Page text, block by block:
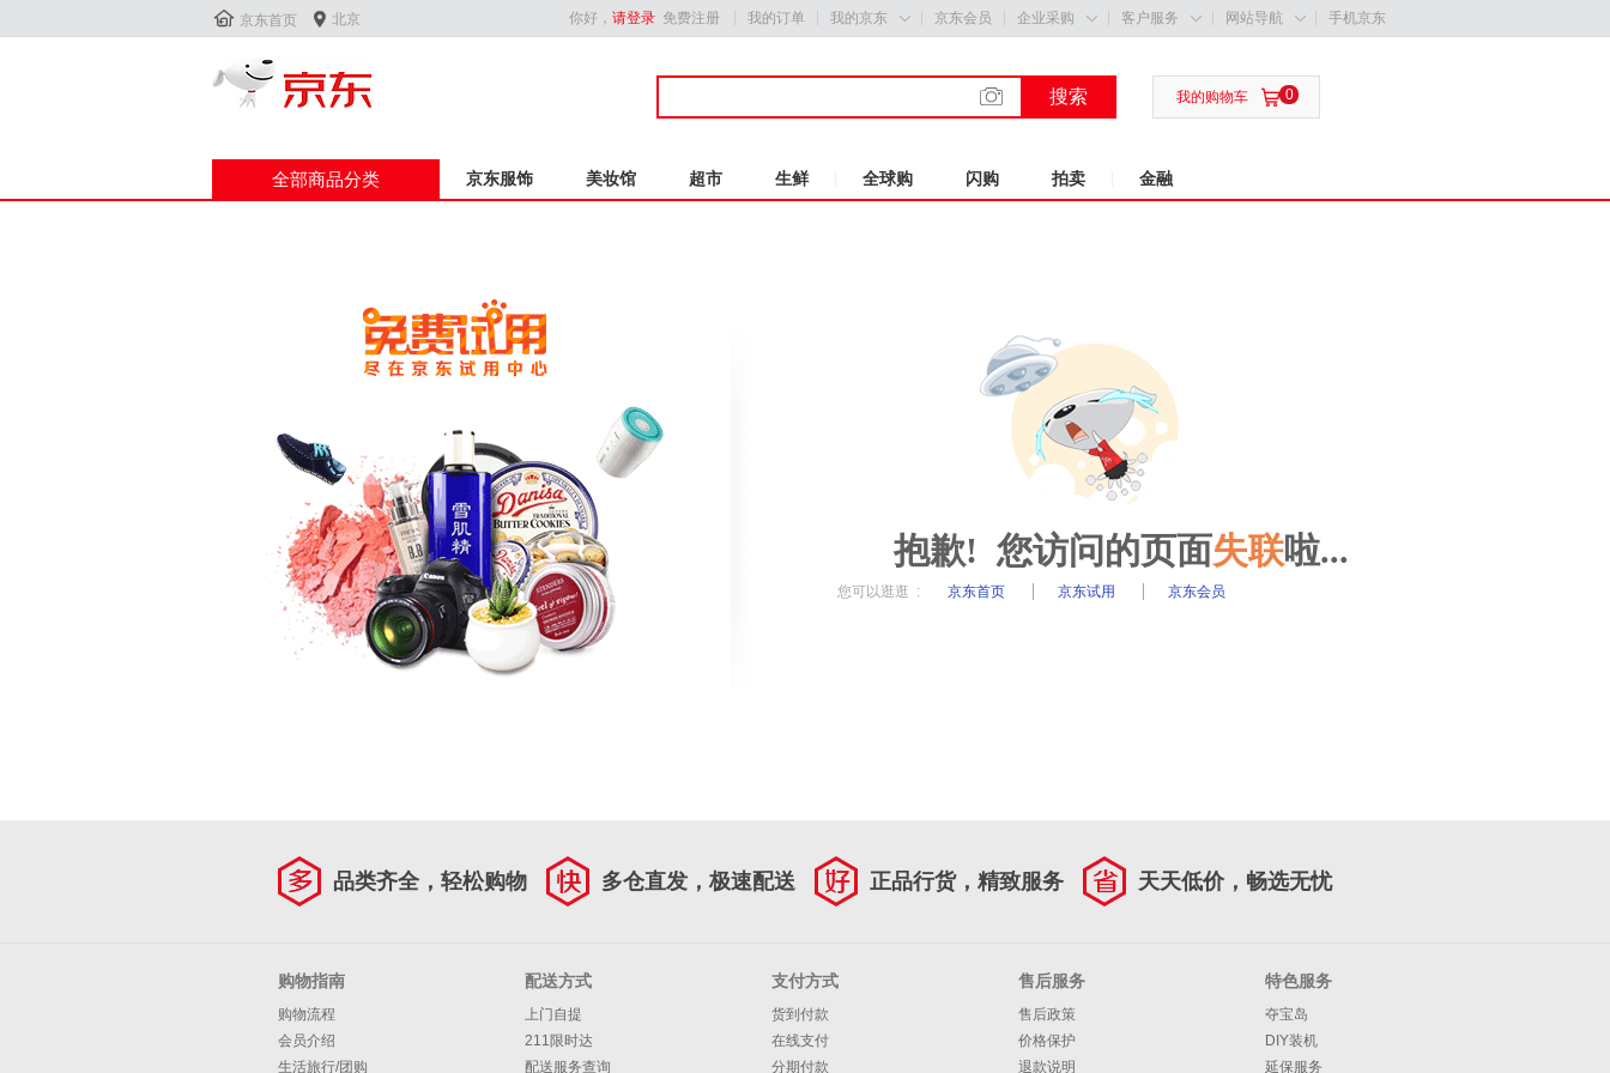
 京东首页  北京 你好， 请登录 免费注册 我的订单 我的京东  京东会员 企业采购  客户服务  网站导航  手机京东
搜索  0
我的购物车
全部商品分类 京东服饰 美妆馆 超市 生鲜 全球购 闪购 拍卖 金融
抱歉! 您访问的页面失联啦...
您可以逛逛 : 京东首页 京东试用 京东会员
品类齐全，轻松购物 多仓直发，极速配送 正品行货，精致服务 天天低价，畅选无忧
购物指南
购物流程
会员介绍
生活旅行/团购
配送方式
上门自提
211限时达
配送服务查询
支付方式
货到付款
在线支付
分期付款
售后服务
售后政策
价格保护
退款说明
特色服务
夺宝岛
DIY装机
延保服务